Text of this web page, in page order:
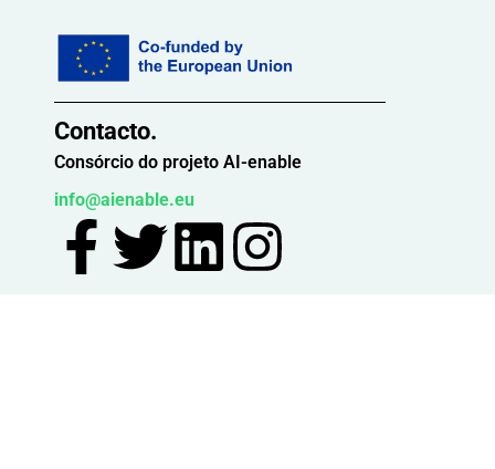
Contacto.
Consórcio do projeto AI-enable
info@aienable.eu